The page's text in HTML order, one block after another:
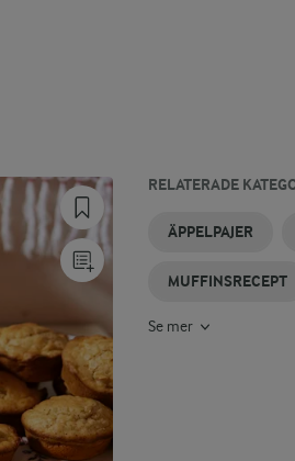
RELATERADE
ÄPPELPAJER
MUFFINSRECEPT
ÄPPLE
ÄPPLE
+
KRÄM
ÄPPELKAKA
I
LÅNGPANNA
ÄPPELCHUTNEY
Se mer